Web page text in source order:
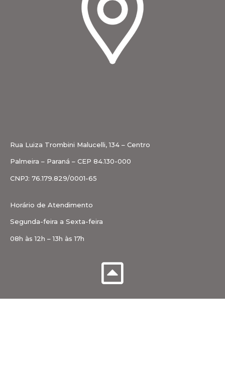
Rua Luiza Trombini Malucelli, 134 – Centro
Palmeira – Paraná – CEP 84.130-000
CNPJ: 76.179.829/0001-65
Horário de Atendimento
Segunda-feira a Sexta-feira
08h às 12h – 13h às 17h